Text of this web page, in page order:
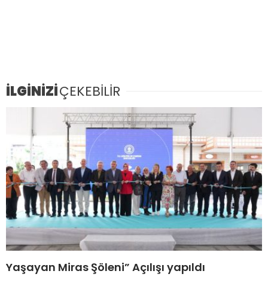
İLGİNİZİÇEKEBİLİR
Yaşayan Miras Şöleni” Açılışı yapıldı